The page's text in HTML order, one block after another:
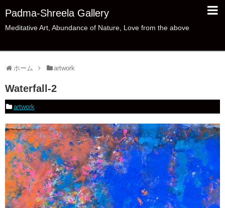
Padma-Shreela Gallery
Meditative Art, Abundance of Nature, Love from the above
ホーム artwork
Waterfall-2
artwork